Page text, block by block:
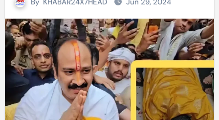
By KHABAR24X7HEAD Jun 29, 2024